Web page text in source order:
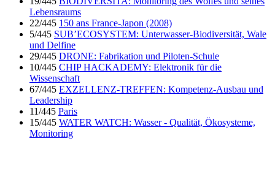
Lebensraums
22/445 150 ans France-Japon (2008)
5/445 SUB’ECOSYSTEM: Unterwasser-Biodiversität, Wale
und Delfine
29/445 DRONE: Fabrikation und Piloten-Schule
10/445 CHIP HACKADEMY: Elektronik für die
Wissenschaft
67/445 EXZELLENZ-TREFFEN: Kompetenz-Ausbau und
Leadership
11/445 Paris
15/445 WATER WATCH: Wasser - Qualität, Ökosysteme,
Monitoring